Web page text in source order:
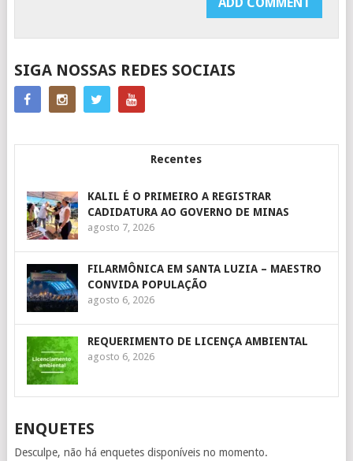
SIGA NOSSAS REDES SOCIAIS
Recentes
KALIL É O PRIMEIRO A REGISTRAR
CADIDATURA AO GOVERNO DE MINAS
agosto 7, 2026
FILARMÔNICA EM SANTA LUZIA – MAESTRO
CONVIDA POPULAÇÃO
agosto 6, 2026
REQUERIMENTO DE LICENÇA AMBIENTAL
agosto 6, 2026
ENQUETES
Desculpe, não há enquetes disponíveis no momento.